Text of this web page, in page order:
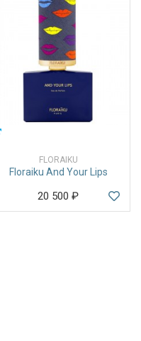
FLORAIKU
Floraiku And Your Lips
20 500 ₽